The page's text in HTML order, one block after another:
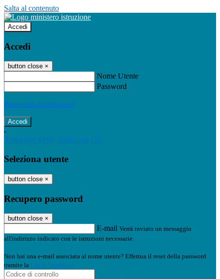
Salta al contenuto
Accedi
Accedi
button close ×
Nome Utente
Password
Password dimenticata?
-
Entra con SPID Entra con CIE
Seleziona utente
button close ×
Recupero password
button close ×
E-mail Verrà inviato un messaggio
all'indirizzo indicato con le istruzioni necessarie.
Non hai una e-mail associata al nome utente? Effettua il reset della password
tramite la Login Spaggiari